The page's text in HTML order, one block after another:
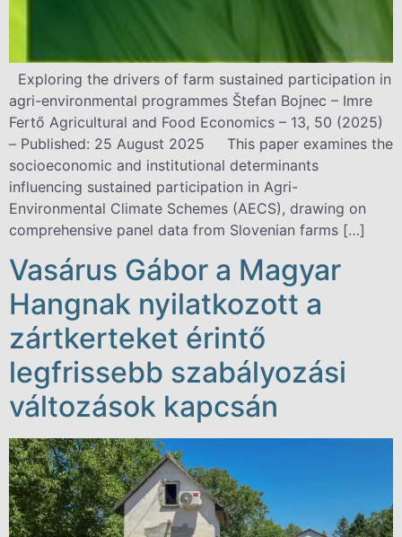
Exploring the drivers of farm sustained participation in
agri-environmental programmes Štefan Bojnec – Imre
Fertő Agricultural and Food Economics – 13, 50 (2025)
– Published: 25 August 2025 This paper examines the
socioeconomic and institutional determinants
influencing sustained participation in Agri-
Environmental Climate Schemes (AECS), drawing on
comprehensive panel data from Slovenian farms […]
Vasárus Gábor a Magyar
Hangnak nyilatkozott a
zártkerteket érintő
legfrissebb szabályozási
változások kapcsán